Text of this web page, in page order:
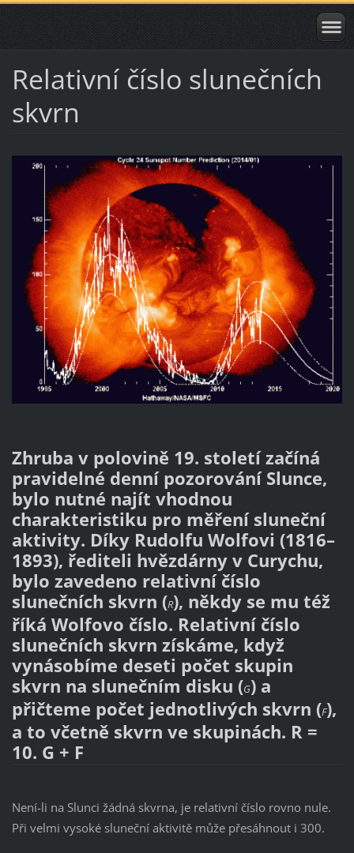
Relativní číslo slunečních
skvrn
Zhruba v polovině 19. století začíná
pravidelné denní pozorování Slunce,
bylo nutné najít vhodnou
charakteristiku pro měření sluneční
aktivity. Díky Rudolfu Wolfovi (1816–
1893), řediteli hvězdárny v Curychu,
bylo zavedeno relativní číslo
slunečních skvrn (R), někdy se mu též
říká Wolfovo číslo. Relativní číslo
slunečních skvrn získáme, když
vynásobíme deseti počet skupin
skvrn na slunečním disku (G) a
přičteme počet jednotlivých skvrn (F),
a to včetně skvrn ve skupinách. R =
10. G + F
Není-li na Slunci žádná skvrna, je relativní číslo rovno nule.
Při velmi vysoké sluneční aktivitě může přesáhnout i 300.